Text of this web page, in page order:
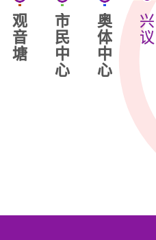
观
音
塘
市
民
中
心
奥
体
中
心
兴
议